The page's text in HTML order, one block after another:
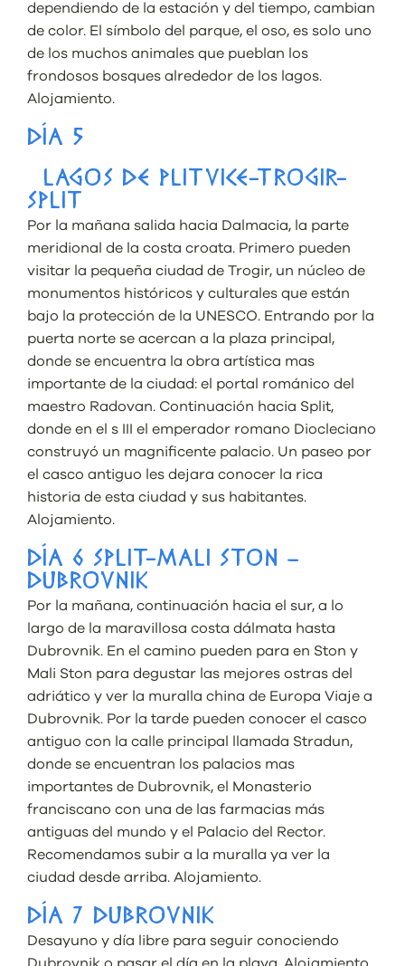
dependiendo de la estación y del tiempo, cambian
de color. El símbolo del parque, el oso, es solo uno
de los muchos animales que pueblan los
frondosos bosques alrededor de los lagos.
Alojamiento.
DÍA 5
LAGOS DE PLITVICE-TROGIR-
SPLIT
Por la mañana salida hacia Dalmacia, la parte
meridional de la costa croata. Primero pueden
visitar la pequeña ciudad de Trogir, un núcleo de
monumentos históricos y culturales que están
bajo la protección de la UNESCO. Entrando por la
puerta norte se acercan a la plaza principal,
donde se encuentra la obra artística mas
importante de la ciudad: el portal románico del
maestro Radovan. Continuación hacia Split,
donde en el s III el emperador romano Diocleciano
construyó un magnificente palacio. Un paseo por
el casco antiguo les dejara conocer la rica
historia de esta ciudad y sus habitantes.
Alojamiento.
DÍA 6 SPLIT-MALI STON –
DUBROVNIK
Por la mañana, continuación hacia el sur, a lo
largo de la maravillosa costa dálmata hasta
Dubrovnik. En el camino pueden para en Ston y
Mali Ston para degustar las mejores ostras del
adriático y ver la muralla china de Europa Viaje a
Dubrovnik. Por la tarde pueden conocer el casco
antiguo con la calle principal llamada Stradun,
donde se encuentran los palacios mas
importantes de Dubrovnik, el Monasterio
franciscano con una de las farmacias más
antiguas del mundo y el Palacio del Rector.
Recomendamos subir a la muralla ya ver la
ciudad desde arriba. Alojamiento.
DÍA 7 DUBROVNIK
Desayuno y día libre para seguir conociendo